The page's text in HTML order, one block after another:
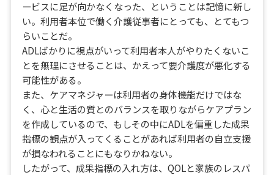
ービスに足が向かなくなった、ということは記憶に新し
い。利用者本位で働く介護従事者にとっても、とてもつ
らいことだ。
ADLばかりに視点がいって利用者本人がやりたくないこ
とを無理にさせることは、かえって要介護度が悪化する
可能性がある。
また、ケアマネジャーは利用者の身体機能だけではな
く、心と生活の質とのバランスを取りながらケアプラン
を作成しているので、もしその中にADLを偏重した成果
指標の観点が入ってくることがあれば利用者の自立支援
が損なわれることにもなりかねない。
したがって、成果指標の入れ方は、QOLと家族のレスパ